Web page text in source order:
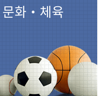
문화‧체육